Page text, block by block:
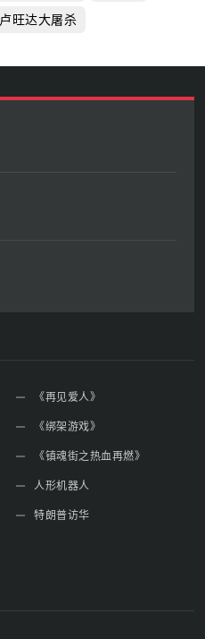
卢旺达大屠杀
《再见爱人》
《绑架游戏》
《镇魂街之热血再燃》
人形机器人
特朗普访华